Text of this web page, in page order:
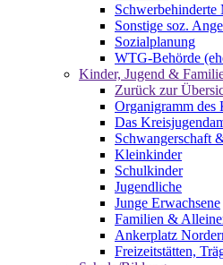
Schwerbehinderte
Sonstige soz.
Sozialplanung
WTG-Behörde
Kinder, Jugend &
Zurück zur
Organigramm des
Das
Schwangerschaft
Kleinkinder
Schulkinder
Jugendliche
Junge Erwachsene
Familien &
Ankerplatz
Freizeitstätten,